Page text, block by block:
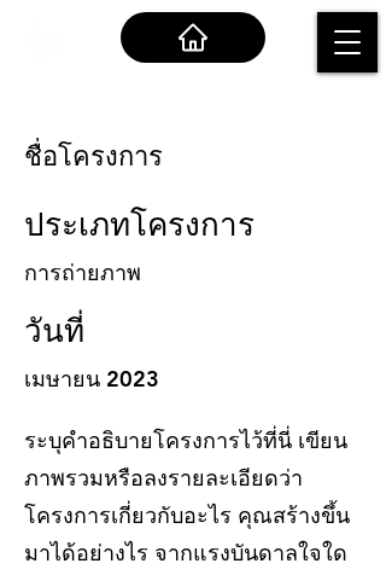
ชื่อโครงการ
ประเภทโครงการ
การถ่ายภาพ
วันที่
เมษายน 2023
ระบุคำอธิบายโครงการไว้ที่นี่ เขียน
ภาพรวมหรือลงรายละเอียดว่า
โครงการเกี่ยวกับอะไร คุณสร้างขึ้น
มาได้อย่างไร จากแรงบันดาลใจใด